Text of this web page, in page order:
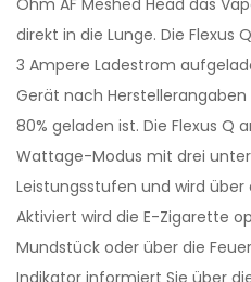
Ohm AF Meshed Head das
direkt in die Lunge. Die Flexus
3 Ampere Ladestrom
Gerät nach
80% geladen ist. Die Flexus Q
Wattage-Modus mit drei
Leistungsstufen und wird
Aktiviert wird die E-Zigarette
Mundstück oder über die
Indikator informiert Sie über